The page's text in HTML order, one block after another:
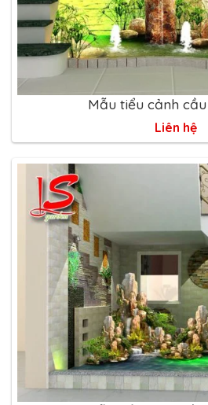
Mẫu tiểu cảnh
Liên hệ